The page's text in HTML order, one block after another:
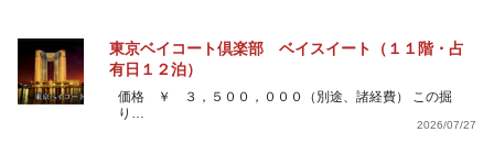
東京ベイコート倶楽部 ベイスイート（１１階・占
有日１２泊）
価格 ￥ ３，５００，０００（別途、諸経費） この掘
り…
2026/07/27